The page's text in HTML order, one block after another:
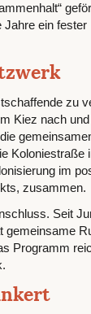
Jahre ein fester
zu
Kiez nach
Koloniestraße
im
zusammen.
Seit
gemeinsame
Programm